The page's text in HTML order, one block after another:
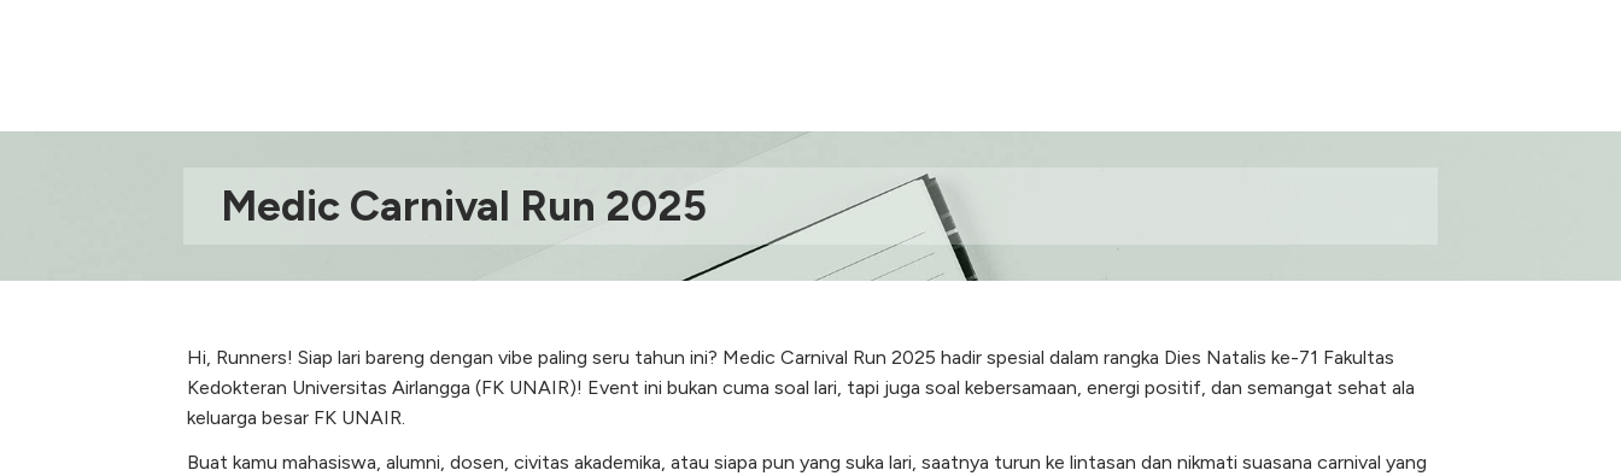
Medic Carnival Run 2025
Hi, Runners! Siap lari bareng dengan vibe paling seru tahun ini? Medic Carnival Run 2025 hadir spesial dalam rangka Dies Natalis ke-71 Fakultas
Kedokteran Universitas Airlangga (FK UNAIR)! Event ini bukan cuma soal lari, tapi juga soal kebersamaan, energi positif, dan semangat sehat ala
keluarga besar FK UNAIR.
Buat kamu mahasiswa, alumni, dosen, civitas akademika, atau siapa pun yang suka lari, saatnya turun ke lintasan dan nikmati suasana carnival yang